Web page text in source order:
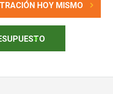
HOY MISMO